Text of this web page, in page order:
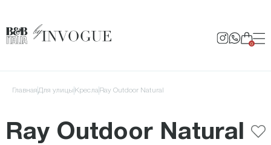
0
Главная для улицы Кресла Ray Outdoor Natural
Ray Outdoor Natural